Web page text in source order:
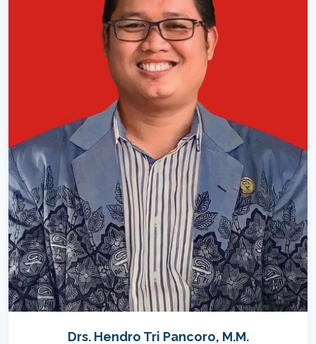
Drs. Hendro Tri Pancoro, M.M.